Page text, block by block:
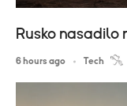
Rusko nasadilo
6 hours ago Tech